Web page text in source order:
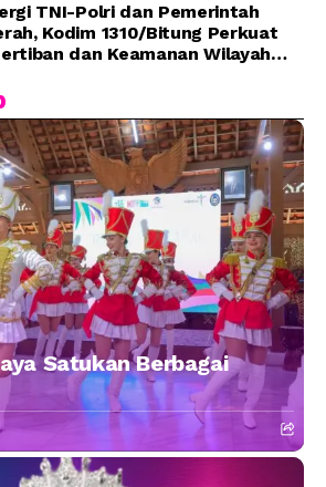
TNI-Polri dan Pemerintah
Kodim 1310/Bitung Perkuat
dan Keamanan Wilayah
Satukan Berbagai